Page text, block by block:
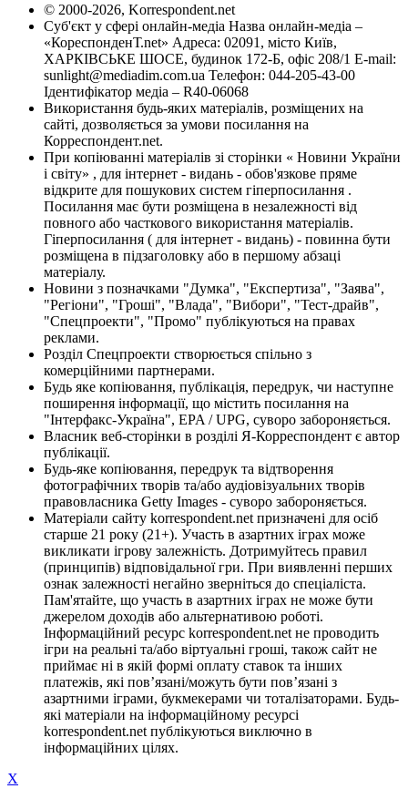
© 2000-2026, Korrespondent.net
Суб'єкт у сфері онлайн-медіа Назва онлайн-медіа –
«КореспонденТ.net» Адреса: 02091, місто Київ,
ХАРКІВСЬКЕ ШОСЕ, будинок 172-Б, офіс 208/1 E-mail:
sunlight@mediadim.com.ua Телефон: 044-205-43-00
Ідентифікатор медіа – R40-06068
Використання будь-яких матеріалів, розміщених на
сайті, дозволяється за умови посилання на
Корреспондент.net.
При копіюванні матеріалів зі сторінки « Новини України
і світу» , для інтернет - видань - обов'язкове пряме
відкрите для пошукових систем гіперпосилання .
Посилання має бути розміщена в незалежності від
повного або часткового використання матеріалів.
Гіперпосилання ( для інтернет - видань) - повинна бути
розміщена в підзаголовку або в першому абзаці
матеріалу.
Новини з позначками "Думка", "Експертиза", "Заява",
"Регіони", "Гроші", "Влада", "Вибори", "Тест-драйв",
"Спецпроекти", "Промо" публікуються на правах
реклами.
Розділ Спецпроекти створюється спільно з
комерційними партнерами.
Будь яке копіювання, публікація, передрук, чи наступне
поширення інформації, що містить посилання на
"Інтерфакс-Україна", EPA / UPG, суворо забороняється.
Власник веб-сторінки в розділі Я-Корреспондент є автор
публікації.
Будь-яке копіювання, передрук та відтворення
фотографічних творів та/або аудіовізуальних творів
правовласника Getty Images - суворо забороняється.
Матеріали сайту korrespondent.net призначені для осіб
старше 21 року (21+). Участь в азартних іграх може
викликати ігрову залежність. Дотримуйтесь правил
(принципів) відповідальної гри. При виявленні перших
ознак залежності негайно зверніться до спеціаліста.
Пам'ятайте, що участь в азартних іграх не може бути
джерелом доходів або альтернативою роботі.
Інформаційний ресурс korrespondent.net не проводить
ігри на реальні та/або віртуальні гроші, також сайт не
приймає ні в якій формі оплату ставок та інших
платежів, які пов’язані/можуть бути пов’язані з
азартними іграми, букмекерами чи тоталізаторами. Будь-
які матеріали на інформаційному ресурсі
korrespondent.net публікуються виключно в
інформаційних цілях.
X